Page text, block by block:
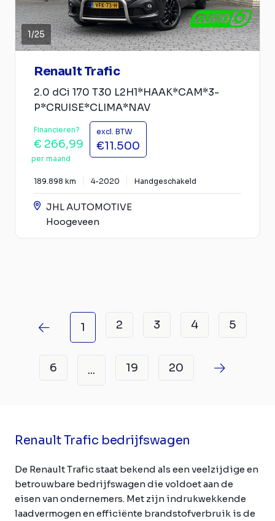
1/25
Renault Trafic
2.0 dCi 170 T30 L2H1*HAAK*CAM*3-
P*CRUISE*CLIMA*NAV
Financieren?
€ 266,99
per maand
excl. BTW
€11.500
189.898 km 4-2020 Handgeschakeld
JHL AUTOMOTIVE
Hoogeveen
1 2 3 4 5
6 ... 19 20
Renault Trafic bedrijfswagen
De Renault Trafic staat bekend als een veelzijdige en
betrouwbare bedrijfswagen die voldoet aan de
eisen van ondernemers. Met zijn indrukwekkende
laadvermogen en efficiënte brandstofverbruik is de